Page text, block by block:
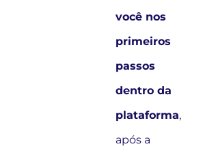
você nos
primeiros
passos
dentro da
plataforma,
após a